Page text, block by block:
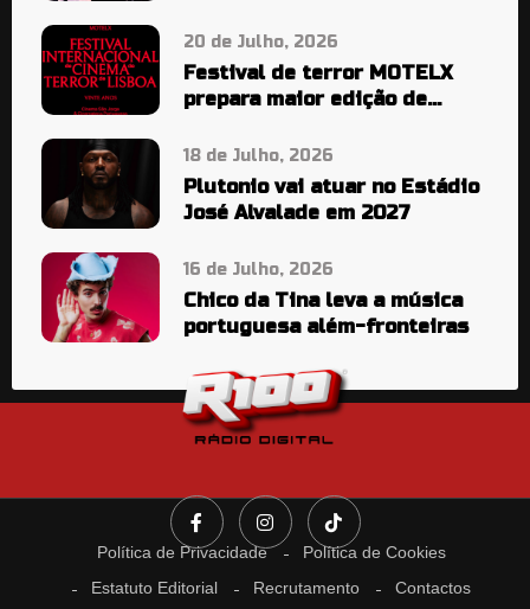
20 de Julho, 2026
Festival de terror MOTELX
prepara maior edição de
18 de Julho, 2026
Plutonio vai atuar no Estádio
José Alvalade em 2027
16 de Julho, 2026
Chico da Tina leva a música
portuguesa além-fronteiras
Política de Privacidade
Política de Cookies
Estatuto Editorial
Recrutamento Contactos